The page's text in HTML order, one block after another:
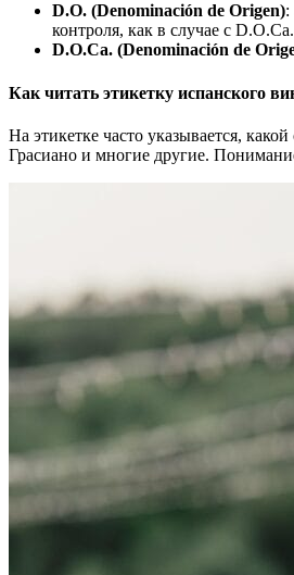
D.O. (Denominación de Origen):
контроля, как в случае с D.O.Ca.
D.O.Ca. (Denominación de
Как читать этикетку испанского
На этикетке часто указывается,
Грасиано и многие другие.